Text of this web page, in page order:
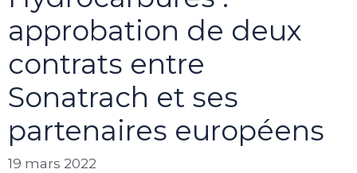
approbation de deux
contrats entre
Sonatrach et ses
partenaires européens
19 mars 2022